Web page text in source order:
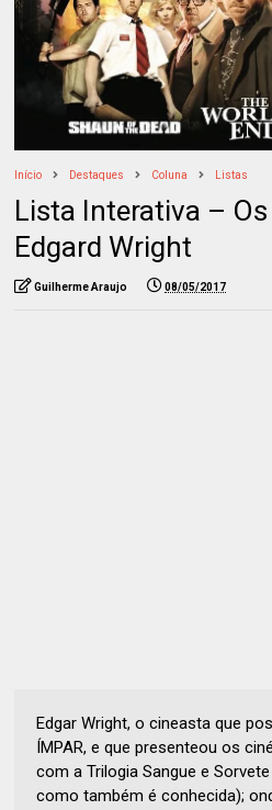
Início Destaques Coluna Listas
Lista Interativa –
Edgard Wright
Guilherme Araujo 08/05/2017
Edgar Wright, o cineasta que
ÍMPAR, e que presenteou os
com a Trilogia Sangue e
como também é conhecida);